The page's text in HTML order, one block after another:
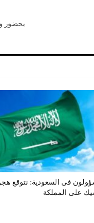
بحضور
فى السعودية: نتوقع
على المملكة